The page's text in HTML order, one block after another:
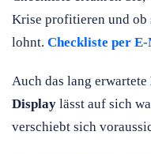
Krise profitieren und
lohnt. Checkliste per
Auch das lang erwartete
Display lässt auf sich
verschiebt sich